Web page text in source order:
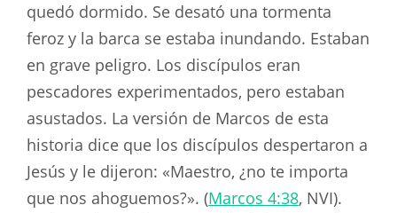
quedó dormido. Se desató una tormenta
feroz y la barca se estaba inundando. Estaban
en grave peligro. Los discípulos eran
pescadores experimentados, pero estaban
asustados. La versión de Marcos de esta
historia dice que los discípulos despertaron a
Jesús y le dijeron: «Maestro, ¿no te importa
que nos ahoguemos?». (Marcos 4:38, NVI).